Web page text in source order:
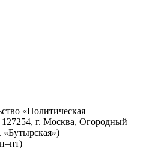
«Политическая
г. Москва, Огородный
«Бутырская»)